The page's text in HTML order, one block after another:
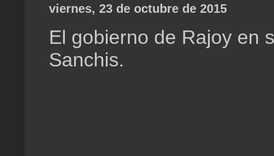
viernes, 23 de octubre de 2015
El gobierno de Rajoy en
Sanchis.